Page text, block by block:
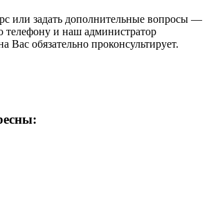
или задать дополнительные вопросы —
телефону и наш администратор
Вас обязательно проконсультирует.